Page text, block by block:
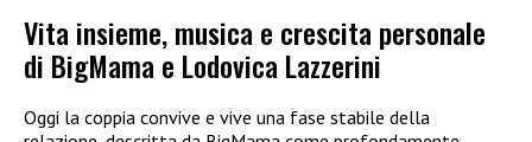
Vita insieme, musica e crescita personale
di BigMama e Lodovica Lazzerini
Oggi la coppia convive e vive una fase stabile della